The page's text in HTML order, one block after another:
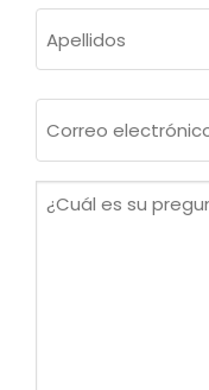
Nombre
electrónico
¿Cuál